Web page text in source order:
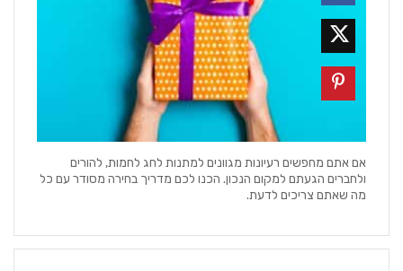
אם אתם מחפשים רעיונות מגוונים למתנות לחג לחמות, להורים
ולחברים הגעתם למקום הנכון. הכנו לכם מדריך בחירה מסודר עם כל
מה שאתם צריכים לדעת.